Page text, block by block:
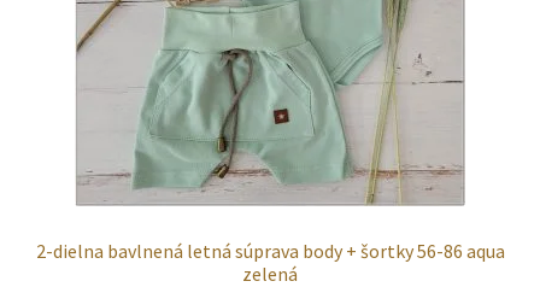
2-dielna bavlnená letná súprava body + šortky 56-86 aqua
zelená